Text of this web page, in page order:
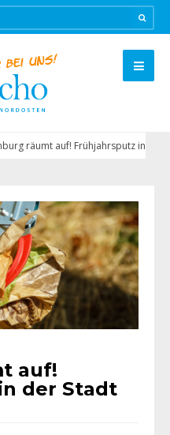
räumt auf! Frühjahrsputz in
auf!
der Stadt